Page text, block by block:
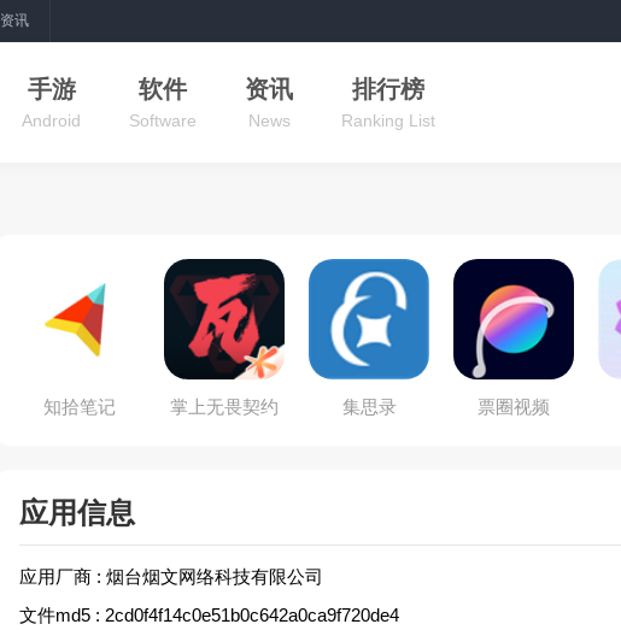
资讯
手游
Android
软件
Software
资讯
News
排行榜
Ranking List
知拾笔记 掌上无畏契约 集思录 票圈视频
应用信息
应用厂商 : 烟台烟文网络科技有限公司
文件md5 : 2cd0f4f14c0e51b0c642a0ca9f720de4